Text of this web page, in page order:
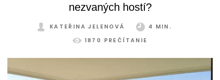
nezvaných hostí?
KATEŘINA JELENOVÁ
4 MIN.
1870 PREČÍTANIE